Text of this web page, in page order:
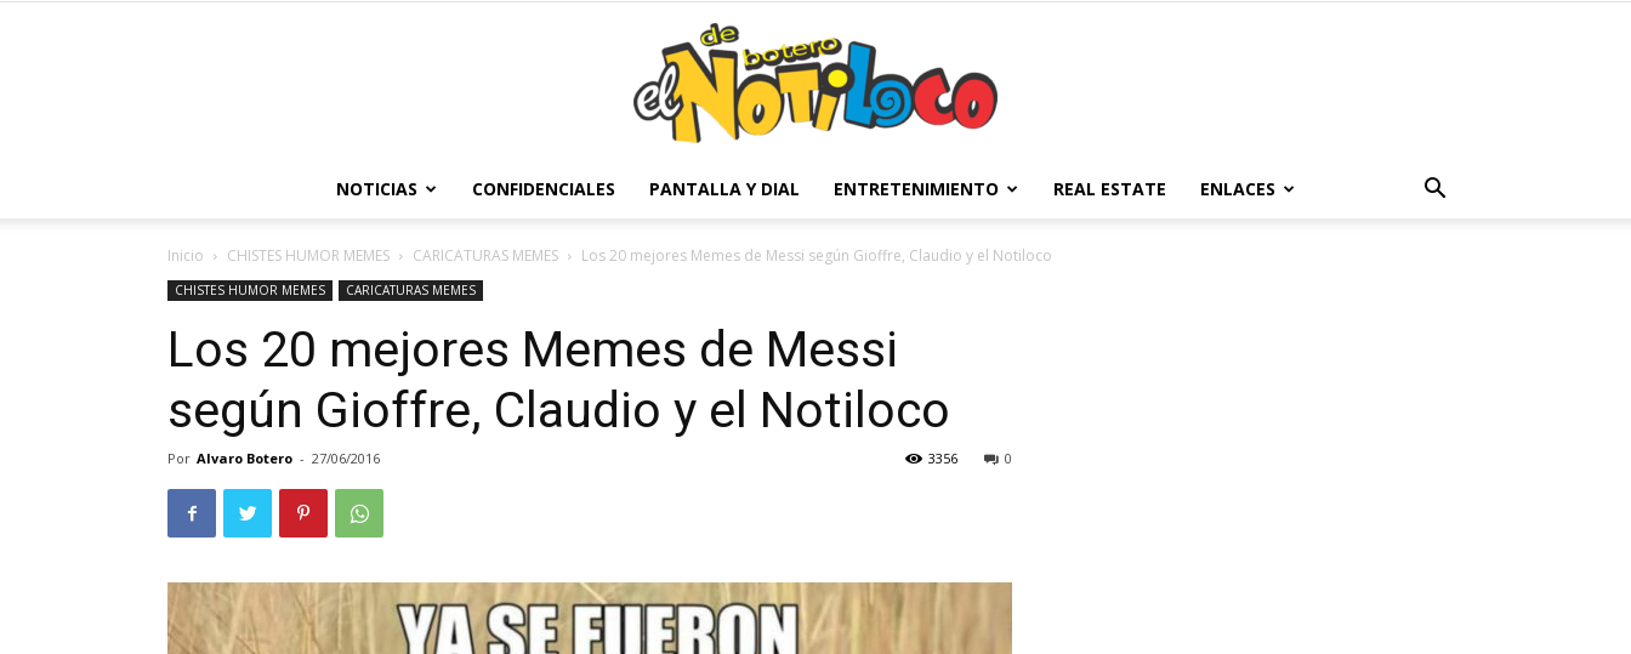
NOTICIAS CONFIDENCIALES PANTALLA Y DIAL ENTRETENIMIENTO REAL ESTATE ENLACES
Inicio CHISTES HUMOR MEMES CARICATURAS MEMES Los 20 mejores Memes de Messi según Gioffre, Claudio y el Notiloco
CHISTES HUMOR MEMES CARICATURAS MEMES
Los 20 mejores Memes de Messi
según Gioffre, Claudio y el Notiloco
Por Alvaro Botero - 27/06/2016 0
3356